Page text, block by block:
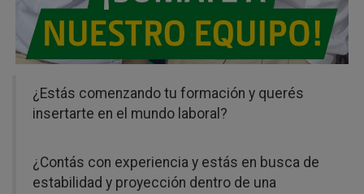
¿Estás comenzando tu formación y querés
insertarte en el mundo laboral?
¿Contás con experiencia y estás en busca de
estabilidad y proyección dentro de una